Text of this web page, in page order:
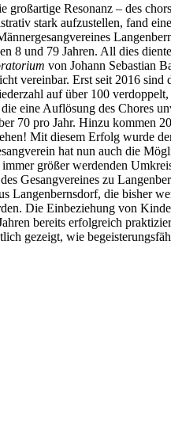
Resonanz – des
stark aufzustellen, fand
8 und 79 Jahren. All dies
von Johann Sebastian
vereinbar. Erst seit 2016
auf über 100
eine Auflösung des Chores
70 pro Jahr. Hinzu kommen
Mit diesem Erfolg wurde
hat nun auch die
immer größer werdenden
Gesangvereines zu
Langenbernsdorf, die bisher
Die Einbeziehung von
bereits erfolgreich
gezeigt, wie